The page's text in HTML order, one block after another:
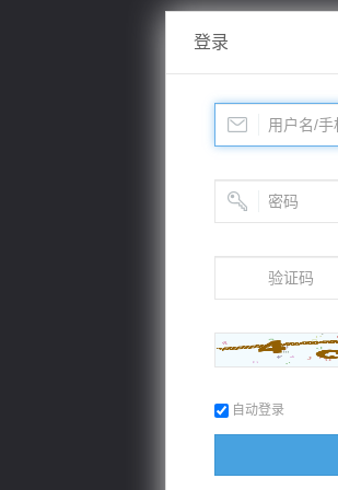
登录
自动登录